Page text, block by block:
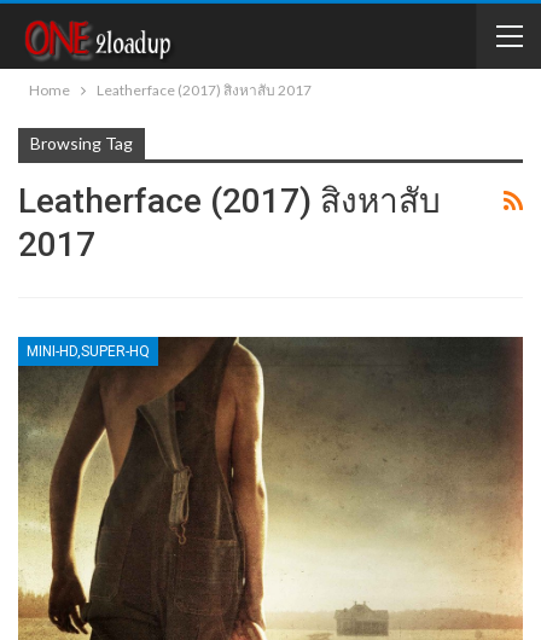
Home Leatherface (2017) สิงหาสับ 2017
Browsing Tag
Leatherface (2017) สิงหาสับ
2017
MINI-HD,SUPER-HQ